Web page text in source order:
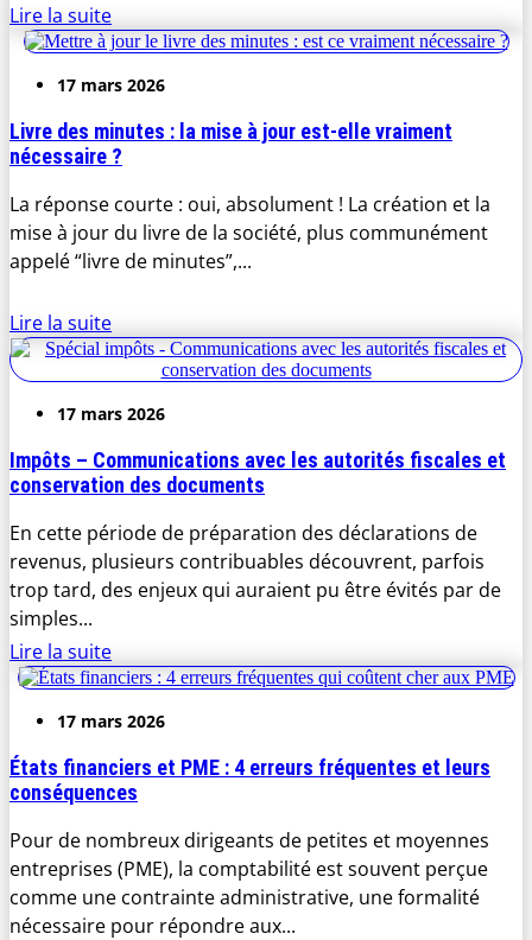
Lire la suite
17 mars 2026
Livre des minutes : la mise à jour est-elle vraiment
nécessaire ?
La réponse courte : oui, absolument ! La création et la
mise à jour du livre de la société, plus communément
appelé “livre de minutes”,...
Lire la suite
17 mars 2026
Impôts – Communications avec les autorités fiscales et
conservation des documents
En cette période de préparation des déclarations de
revenus, plusieurs contribuables découvrent, parfois
trop tard, des enjeux qui auraient pu être évités par de
simples...
Lire la suite
17 mars 2026
États financiers et PME : 4 erreurs fréquentes et leurs
conséquences
Pour de nombreux dirigeants de petites et moyennes
entreprises (PME), la comptabilité est souvent perçue
comme une contrainte administrative, une formalité
nécessaire pour répondre aux...